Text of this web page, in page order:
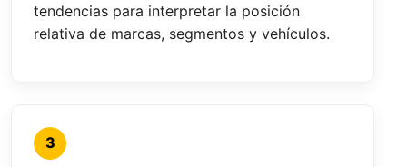
tendencias para interpretar la posición
relativa de marcas, segmentos y vehículos.
3